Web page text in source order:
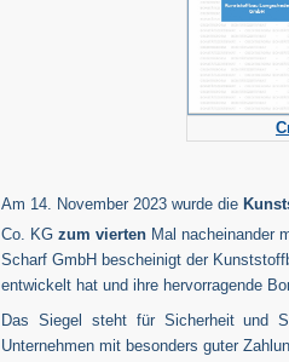
Am 14. November 2023 wurde die
Co. KGzum vierten Mal nacheinander
Scharf GmbH bescheinigt der
entwickelt hat und ihre hervorragende
Das Siegel steht für Sicherheit und
Unternehmen mit besonders guter